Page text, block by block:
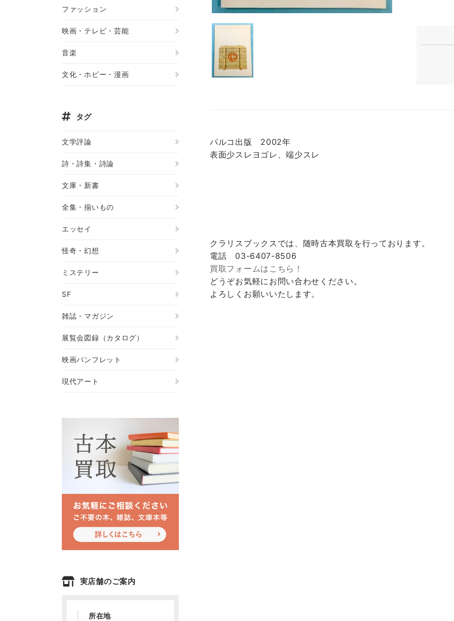
パルコ出版 2002年
表面少スレヨゴレ、端少スレ
クラリスブックスでは、随時古本買取を行っております。
電話 03-6407-8506
買取フォームはこちら！
どうぞお気軽にお問い合わせください。
よろしくお願いいたします。
ファッション
映画・テレビ・芸能
音楽
文化・ホビー・漫画
タグ
文学評論
詩・詩集・詩論
文庫・新書
全集・揃いもの
エッセイ
怪奇・幻想
ミステリー
SF
雑誌・マガジン
展覧会図録（カタログ）
映画パンフレット
現代アート
実店舗のご案内
所在地